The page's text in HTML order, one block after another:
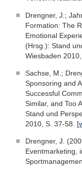
Drengner, J.;
Formation: The
Emotional
(Hrsg.): Stand
Wiesbaden
Sachse, M.;
Sponsoring and
Successful
Similar, and Too
Stand und
2010, S. 37-58.
Drengner, J.
Eventmarketing,